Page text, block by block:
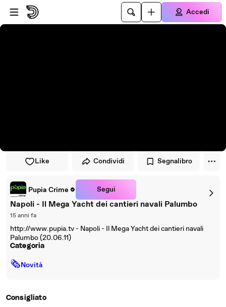
Vai al lettore
Passa al contenuto principale
Accedi
Like Condividi Segnalibro
Pupia Crime Segui
Napoli - Il Mega Yacht dei cantieri navali Palumbo
15 anni fa
http://www.pupia.tv - Napoli - Il Mega Yacht dei cantieri navali
Palumbo (20.06.11)
Categoria
🗞Novità
Consigliato